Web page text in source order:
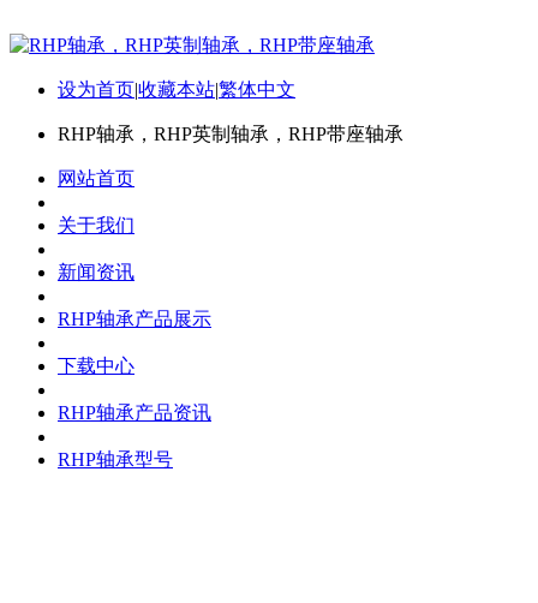
设为首页|收藏本站|繁体中文
RHP轴承，RHP英制轴承，RHP带座轴承
网站首页
关于我们
新闻资讯
RHP轴承产品展示
下载中心
RHP轴承产品资讯
RHP轴承型号